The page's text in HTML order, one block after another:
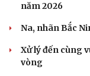
năm 2026
Na, nhãn Bắc
Xử lý đến cùng
vòng